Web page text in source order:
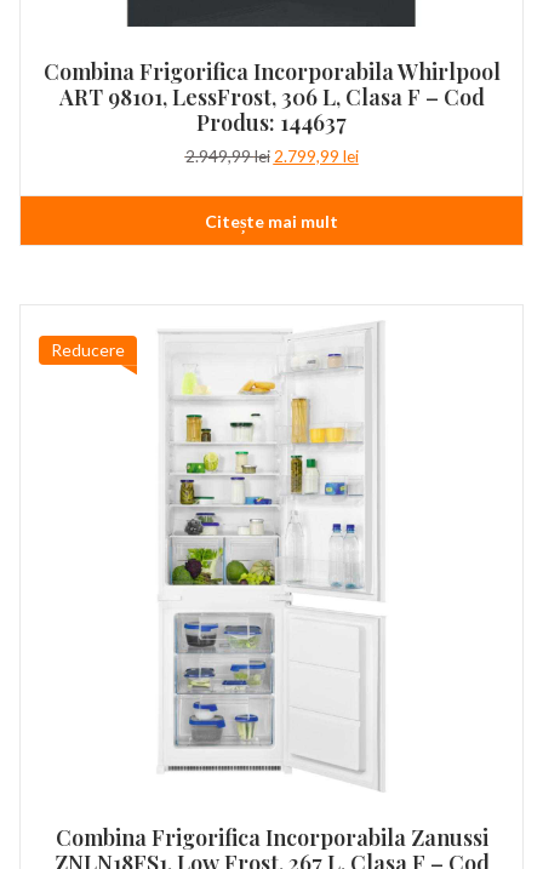
Combina Frigorifica Incorporabila Whirlpool
ART 98101, LessFrost, 306 L, Clasa F – Cod
Produs: 144637
2.949,99lei Prețul
a
fost:
2.949,99 lei.
2.799,99 leiPrețul
este:
Citește mai mult
Reducere
Combina Frigorifica Incorporabila Zanussi